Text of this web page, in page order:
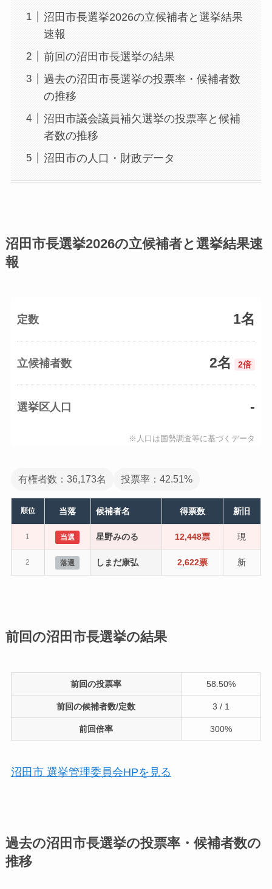
沼田市長選挙2026の立候補者と選挙結果
速報
前回の沼田市長選挙の結果
過去の沼田市長選挙の投票率・候補者数
の推移
沼田市議会議員補欠選挙の投票率と候補
者数の推移
沼田市の人口・財政データ
沼田市長選挙2026の立候補者と選挙結果速
報
定数 1名
立候補者数 2名 2倍
選挙区人口 -
※人口は国勢調査等に基づくデータ
有権者数：36,173名 投票率：42.51%
順位 当落 候補者名 得票数 新旧
1 当選 星野みのる 12,448票 現
2 落選 しまだ康弘 2,622票 新
前回の沼田市長選挙の結果
前回の投票率 58.50%
前回の候補者数/定数 3 / 1
前回倍率 300%
沼田市 選挙管理委員会HPを見る
過去の沼田市長選挙の投票率・候補者数の
推移